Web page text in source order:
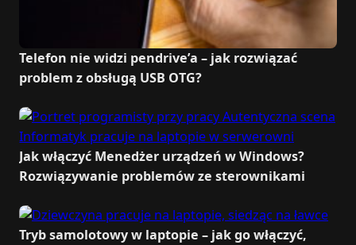
Telefon nie widzi pendrive’a – jak rozwiązać
problem z obsługą USB OTG?
Jak włączyć Menedżer urządzeń w Windows?
Rozwiązywanie problemów ze sterownikami
Tryb samolotowy w laptopie – jak go włączyć,